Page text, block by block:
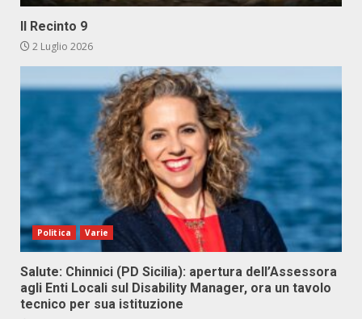
Il Recinto 9
2 Luglio 2026
Politica Varie
Salute: Chinnici (PD Sicilia): apertura dell’Assessora
agli Enti Locali sul Disability Manager, ora un tavolo
tecnico per sua istituzione